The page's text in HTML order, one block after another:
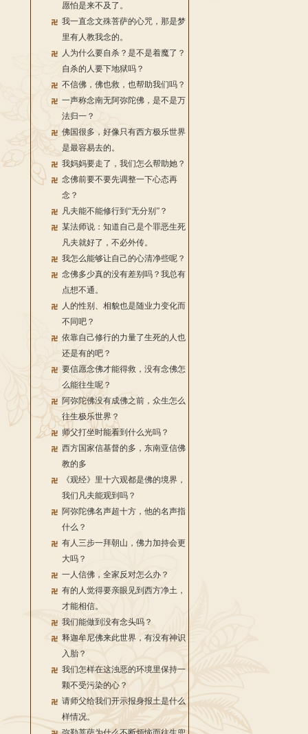
愿怕是来不及了。
我一直念文殊菩萨的心咒，那是梦
里有人教我念的。
人为什么要自杀？是不是着魔了？
自杀的人要下地狱吗？
不信佛，佛也救，也帮助我们吗？
一声称念南无阿弥陀佛，是不是万
法归一？
佛国很多，好像只有西方极乐世界
是最容易去的。
我妈妈要走了，我们怎么帮助她？
念佛前要不要先调整一下心态再
念？
凡夫能不能修行到“无分别”？
某法师说：知道自己是个罪恶生死
凡夫就好了，不必外传。
我怎么能够让自己的心清净些呢？
念佛多少真的没有差别吗？我总有
点想不通。
人的性别、相貌也是随业力变化而
不同吧？
依靠自己修行的力量了生死的人也
还是有的吧？
要信愿念佛才能得救，没有念佛怎
么能往生呢？
阿弥陀佛没有成佛之前，众生怎么
往生极乐世界？
师父打坐时能看到什么光吗？
西方国家信基督的多，东南亚信佛
教的多
《观经》里十六观都是佛的境界，
我们凡夫能观到吗？
阿弥陀佛名声超十方，他的名声指
什么？
有人三步一拜朝山，佛力加持会更
大吗？
一人信佛，全家反对怎么办？
有的人觉得要亲眼见到西方净土，
才能相信。
我们能做到没有念头吗？
释迦牟尼佛来此世界，有没有神识
入胎？
我们怎样在这浊恶的环境里保持一
颗不受污染的心？
请师父给我们开示报身报土是什么
样情况。